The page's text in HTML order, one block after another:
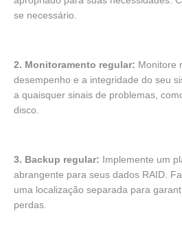
se necessário.
2. Monitoramento regular: Monitore
desempenho e a integridade do seu
a quaisquer sinais de problemas,
disco.
3. Backup regular: Implemente um
abrangente para seus dados RAID.
uma localização separada para
perdas.